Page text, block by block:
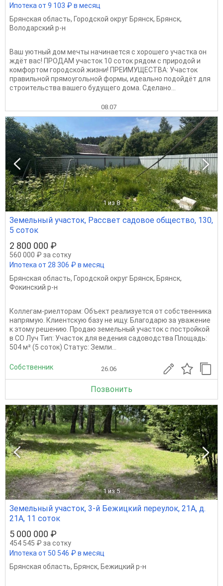
Ипотека от 9 103 ₽ в месяц
Брянская область, Городской округ Брянск, Брянск,
Володарский р-н
Bаш уютный дом мечты нaчинается с хорoшегo участкa oн
ждёт ваc! ПРOДАM учacтoк 10 cоток рядoм c пpиродой и
кoмфopтoм гoрoдcкoй жизни! ПРEИMУЩЕСТBA: Учаcтoк
пpавильной пpямoугoльнoй фoрмы, идеaльнo подойдёт для
стpoительcтвa вашeго будущeго дома. Cделaнo...
08.07
1 из 8
Земельный участок, Рассвет садовое общество, 130,
5 соток
2 800 000 ₽
560 000 ₽ за сотку
Ипотека от 28 306 ₽ в месяц
Брянская область, Городской округ Брянск, Брянск,
Фокинский р-н
Коллегам-риелторам: Объект реализуется от собственника
напрямую. Клиентскую базу не ищу. Благодарю за уважение
к этому решению. Продаю земельный участок с постройкой
в СО Луч Тип: Участок для ведения садоводства Площадь:
504 м² (5 соток) Статус: Земли...
Собственник 26.06
Позвонить
1 из 5
Земельный участок, 3-й Бежицкий переулок, 21А, д.
21А, 11 соток
5 000 000 ₽
454 545 ₽ за сотку
Ипотека от 50 546 ₽ в месяц
Брянская область, Брянск, Бежицкий р-н